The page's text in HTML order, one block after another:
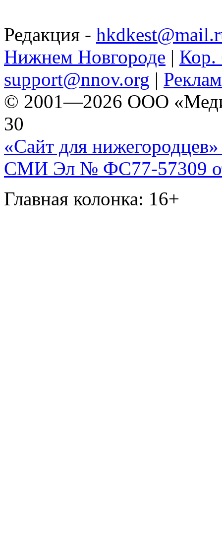
Редакция -
Нижнем Новгороде | Кор.
support@nnov.org |
© 2001—2026 ООО
30
«Сайт для нижегородцев»
СМИ Эл № ФС77-57309
Главная колонка: 16+